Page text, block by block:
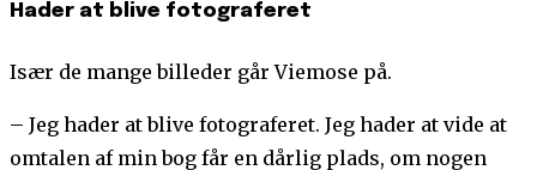
Hader at blive fotograferet
Især de mange billeder går Viemose på.
– Jeg hader at blive fotograferet. Jeg hader at vide at
omtalen af min bog får en dårlig plads, om nogen